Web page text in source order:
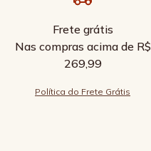
Frete grátis
Nas compras acima de R$
269,99
Política do Frete Grátis